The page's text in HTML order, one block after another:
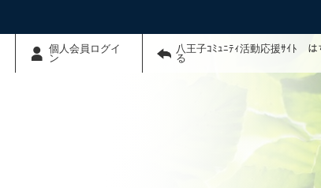
個人会員ログイ
ン
八王子ｺﾐｭﾆﾃｨ活動応援ｻｲﾄ は
る